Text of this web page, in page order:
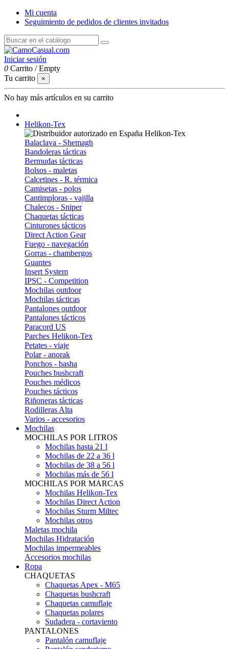
Mi cuenta
Seguimiento de pedidos de clientes invitados
Iniciar sesión
0 Carrito /Empty
Tu carrito
×
No hay más artículos en su carrito
Helikon-Tex
Balaclava - Shemagh
Bandoleras tácticas
Bermudas tácticas
Bolsos - maletas
Calcetines - R. térmica
Camisetas - polos
Cantimploras - vajilla
Chalecos - Sniper
Chaquetas tácticas
Cinturones tácticos
Direct Action Gear
Fuego - navegación
Gorras - chambergos
Guantes
Insert System
IPSC - Competition
Mochilas outdoor
Mochilas tácticas
Pantalones outdoor
Pantalones tácticos
Paracord US
Parches Helikon-Tex
Petates - viaje
Polar - anorak
Ponchos - basha
Pouches bushcraft
Pouches médicos
Pouches tácticos
Riñoneras tácticas
Rodilleras Alta
Varios - accesorios
Mochilas
MOCHILAS POR LITROS
Mochilas hasta 21 l
Mochilas de 22 a 36 l
Mochilas de 38 a 56 l
Mochilas más de 56 l
MOCHILAS POR MARCAS
Mochilas Helikon-Tex
Mochilas Direct Action
Mochilas Sturm Miltec
Mochilas otros
Maletas mochila
Mochilas Hidratación
Mochilas impermeables
Accesorios mochilas
Ropa
CHAQUETAS
Chaquetas Apex - M65
Chaquetas bushcraft
Chaquetas camuflaje
Chaquetas polares
Sudadera - cortaviento
PANTALONES
Pantalón camuflaje